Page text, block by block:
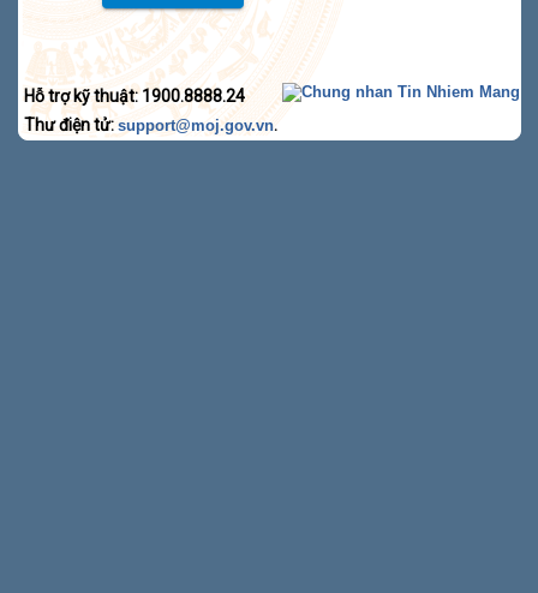
Hỗ trợ kỹ thuật: 1900.8888.24
Thư điện tử: support@moj.gov.vn.